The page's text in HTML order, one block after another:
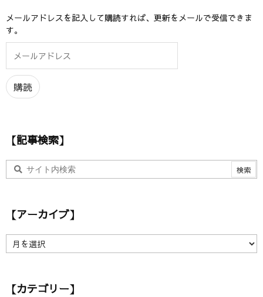
メールアドレスを記入して購読すれば、更新をメールで受信できま
す。
ル
ア
ド
購読
【記事検索】
【アーカイブ】
ア
イ【カテゴリー】